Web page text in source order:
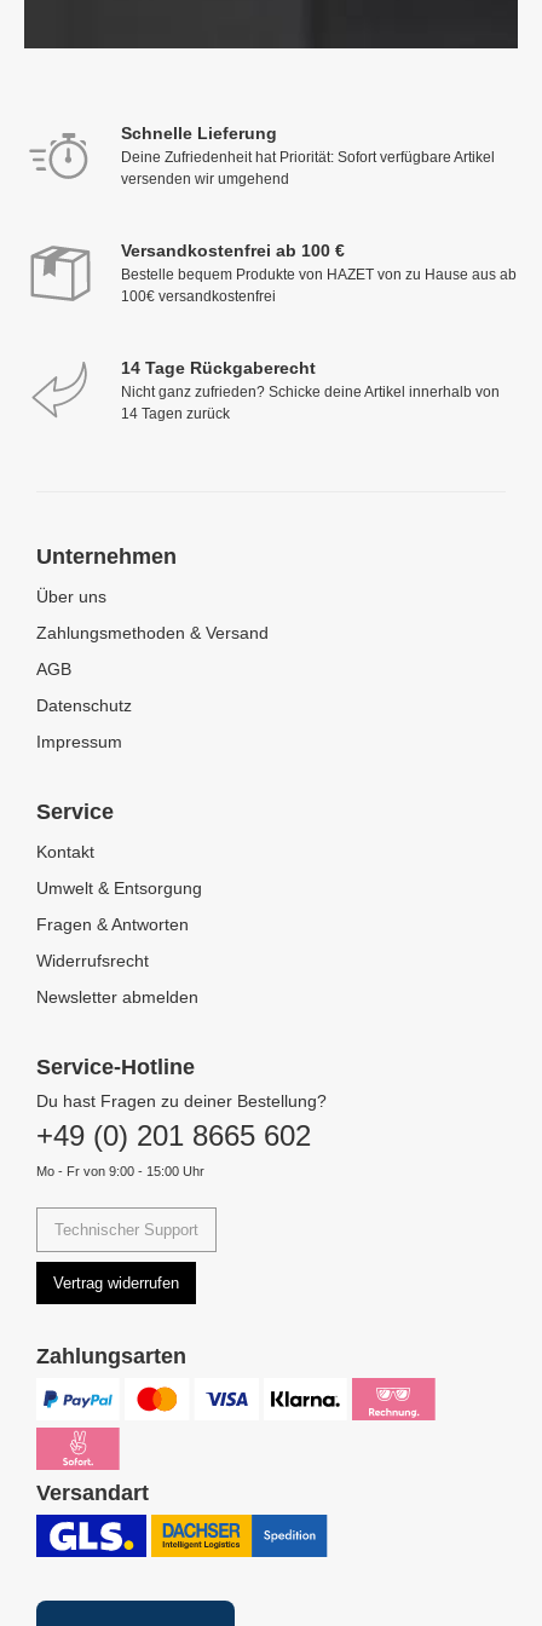
Schnelle Lieferung
Deine Zufriedenheit hat Priorität: Sofort verfügbare Artikel
versenden wir umgehend
Versandkostenfrei ab 100 €
Bestelle bequem Produkte von HAZET von zu Hause aus ab
100€ versandkostenfrei
14 Tage Rückgaberecht
Nicht ganz zufrieden? Schicke deine Artikel innerhalb von
14 Tagen zurück
Unternehmen
Über uns
Zahlungsmethoden & Versand
AGB
Datenschutz
Impressum
Service
Kontakt
Umwelt & Entsorgung
Fragen & Antworten
Widerrufsrecht
Newsletter abmelden
Service-Hotline
Du hast Fragen zu deiner Bestellung?
+49 (0) 201 8665 602
Mo - Fr von 9:00 - 15:00 Uhr
Technischer Support
Vertrag widerrufen
Zahlungsarten
Versandart